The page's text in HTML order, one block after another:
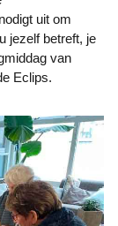
uit om
jezelf betreft, je
van
Eclips.